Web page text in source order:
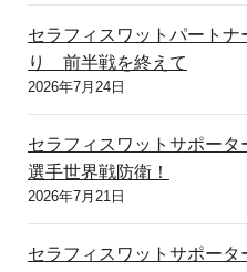
セラフィスワットパートナ
り 前半戦を終えて
2026年7月24日
セラフィスワットサポー
選手世界戦防衛！
2026年7月21日
セラフィスワットサポー